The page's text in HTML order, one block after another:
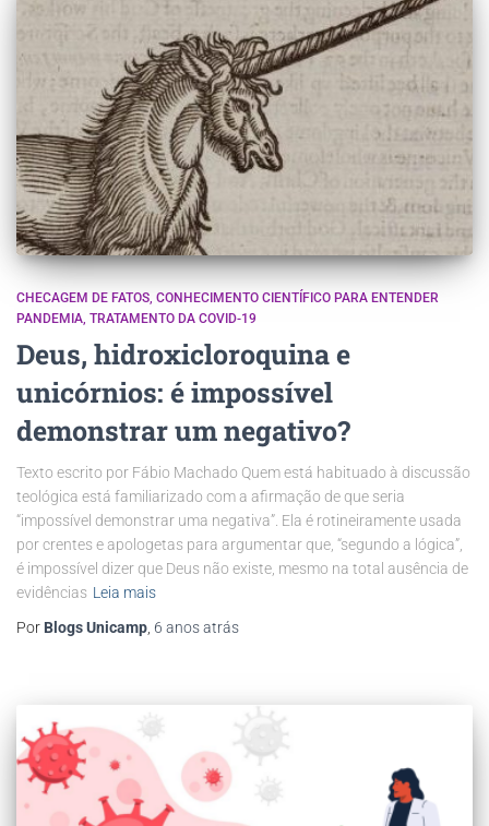
CHECAGEM DE FATOS CONHECIMENTO CIENTÍFICO PARA ENTENDER
PANDEMIA TRATAMENTO DA COVID-19
Deus, hidroxicloroquina e
unicórnios: é impossível
demonstrar um negativo?
Texto escrito por Fábio Machado Quem está habituado à discussão
teológica está familiarizado com a afirmação de que seria
“impossível demonstrar uma negativa”. Ela é rotineiramente usada
por crentes e apologetas para argumentar que, “segundo a lógica”,
é impossível dizer que Deus não existe, mesmo na total ausência de
evidências Leia mais
Por Blogs Unicamp 6 anosatrás